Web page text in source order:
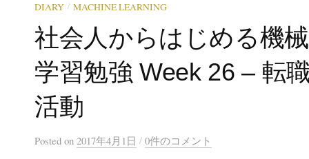
DIARY / MACHINE LEARNING
社会人からはじめる機械
学習勉強 Week 26 – 転
活動
Posted on 2017年4月1日 / 0件のコメント